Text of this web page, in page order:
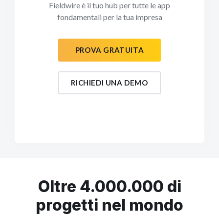
Fieldwire è il tuo hub per tutte le app
fondamentali per la tua impresa
PROVA GRATUITA
RICHIEDI UNA DEMO
Oltre 4.000.000 di
progetti nel mondo